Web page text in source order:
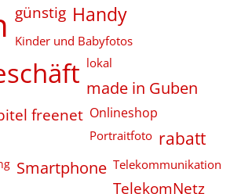
günstig Handy
Kinder und Babyfotos
lokal
made in Guben
freenet Onlineshop
Portraitfoto rabatt
Smartphone Telekommunikation
TelekomNetz